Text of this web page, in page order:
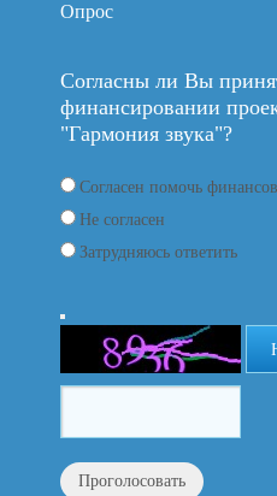
Опрос
Согласны ли Вы
финансировании
"Гармония звука"?
Согласен помочь
Не согласен
Затрудняюсь ответить